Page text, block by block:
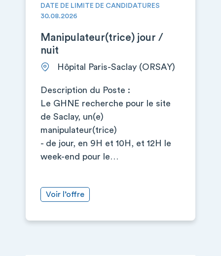
DATE DE LIMITE DE CANDIDATURES
30.08.2026
Manipulateur(trice) jour /
nuit
Hôpital Paris-Saclay (ORSAY)
Description du Poste :
Le GHNE recherche pour le site
de Saclay, un(e)
manipulateur(trice)
- de jour, en 9H et 10H, et 12H le
week-end pour le…
Voir l’offre